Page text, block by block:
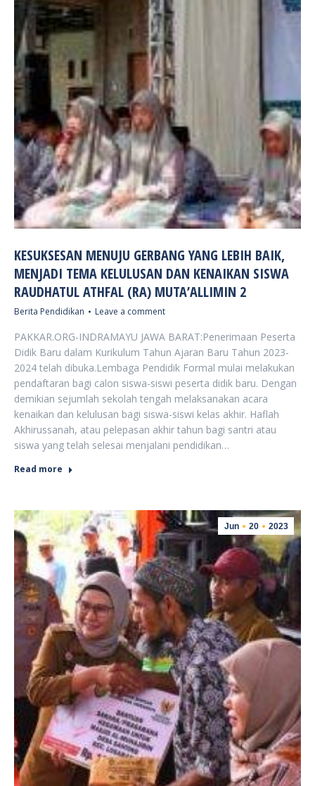
KESUKSESAN MENUJU GERBANG YANG LEBIH BAIK,
MENJADI TEMA KELULUSAN DAN KENAIKAN SISWA
RAUDHATUL ATHFAL (RA) MUTA’ALLIMIN 2
Berita Pendidikan Leave a comment
PAKKAR.ORG-INDRAMAYU JAWA BARAT:Penerimaan Peserta
Didik Baru dalam Kurikulum Tahun Ajaran Baru Tahun 2023-
2024 telah dibuka.Lembaga Pendidik Formal mulai melakukan
pendaftaran bagi calon siswa-siswi peserta didik baru. Dengan
demikian sejumlah sekolah tengah melaksanakan acara
kenaikan dan kelulusan bagi siswa-siswi kelas akhir. Haflah
Akhirussanah, atau pelepasan akhir tahun bagi santri atau
siswa yang telah selesai menjalani pendidikan…
Read more
Jun 20 2023